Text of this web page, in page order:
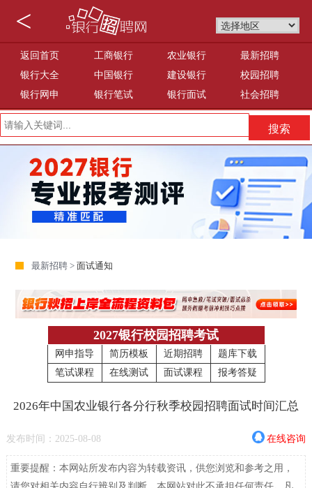
<
返回首页 工商银行 农业银行
最新招聘
银行大全
中国银行 建设银行
校园招聘
银行网申
银行笔试 银行面试 社会招聘
最新招聘 > 面试通知
2027银行校园招聘考试
网申指导 简历模板 近期招聘
题库下载
笔试课程
在线测试 面试课程 报考答疑
2026年中国农业银行各分行秋季校园招聘面试时间汇总
发布时间：2025-08-08 在线咨询
重要提醒：本网站所发布内容为转载资讯，供您浏览和参考之用，